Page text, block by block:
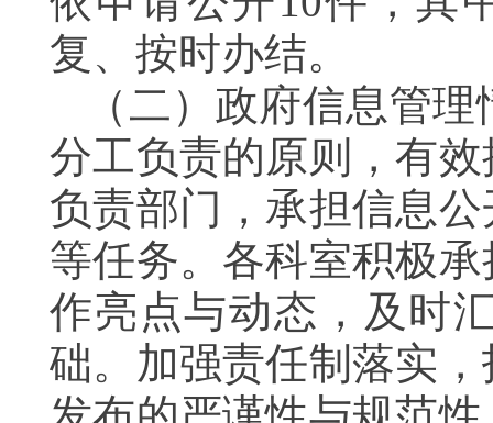
复、按时办结。
（二）政府信息管
分工负责的原则，有
负责部门，承担信息
等任务。各科室积极
作亮点与动态，及时
础。加强责任制落实